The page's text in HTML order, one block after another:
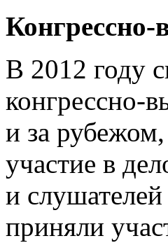
Конгрессно-
В 2012 году
конгрессно-
и за
участие в
и
приняли